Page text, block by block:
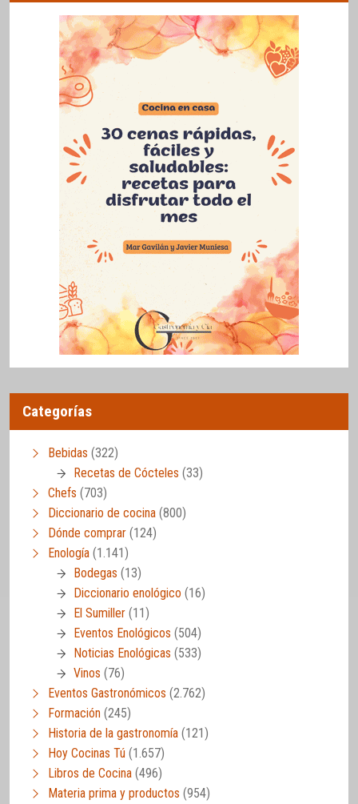
Categorías
Bebidas (322)
Recetas de Cócteles (33)
Chefs (703)
Diccionario de cocina (800)
Dónde comprar (124)
Enología (1.141)
Bodegas (13)
Diccionario enológico (16)
El Sumiller (11)
Eventos Enológicos (504)
Noticias Enológicas (533)
Vinos (76)
Eventos Gastronómicos (2.762)
Formación (245)
Historia de la gastronomía (121)
Hoy Cocinas Tú (1.657)
Libros de Cocina (496)
Materia prima y productos (954)